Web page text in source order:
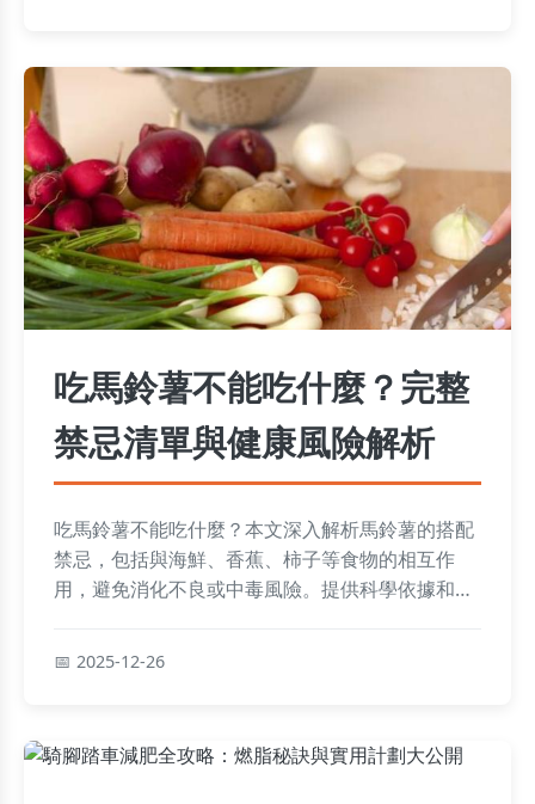
吃馬鈴薯不能吃什麼？完整
禁忌清單與健康風險解析
吃馬鈴薯不能吃什麼？本文深入解析馬鈴薯的搭配
禁忌，包括與海鮮、香蕉、柿子等食物的相互作
用，避免消化不良或中毒風險。提供科學依據和實
2025-12-26